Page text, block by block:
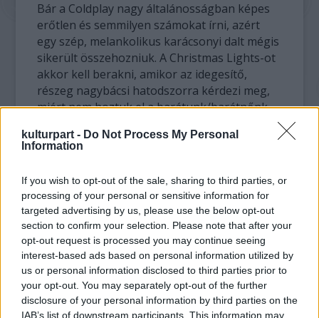
kulturpart - Do Not Process My Personal
Information
If you wish to opt-out of the sale, sharing to third parties, or
processing of your personal or sensitive information for
targeted advertising by us, please use the below opt-out
section to confirm your selection. Please note that after your
opt-out request is processed you may continue seeing
interest-based ads based on personal information utilized by
us or personal information disclosed to third parties prior to
your opt-out. You may separately opt-out of the further
disclosure of your personal information by third parties on the
IAB’s list of downstream participants. This information may
Bár a Coldplay nagy általánosságban képes
erőtlen és semmilyen számokat írni, azért
egy szép, melankolikus karácsonyi dalt mégis
sikerült összehozniuk. A Christmas Lights-ot
akkor kell berakni, amikor az idegesítő,
részeg nagybácsi hatodszorra kérdezi meg,
miért nem hoztuk el a barátunk/barátnőnk
kicsit.